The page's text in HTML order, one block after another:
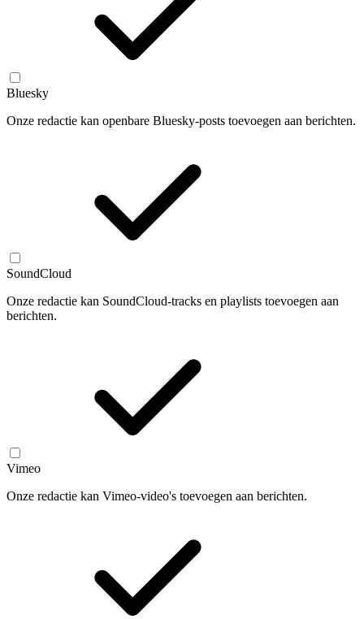
Bluesky
Onze redactie kan openbare Bluesky-posts toevoegen aan berichten.
SoundCloud
Onze redactie kan SoundCloud-tracks en playlists toevoegen aan
berichten.
Vimeo
Onze redactie kan Vimeo-video's toevoegen aan berichten.